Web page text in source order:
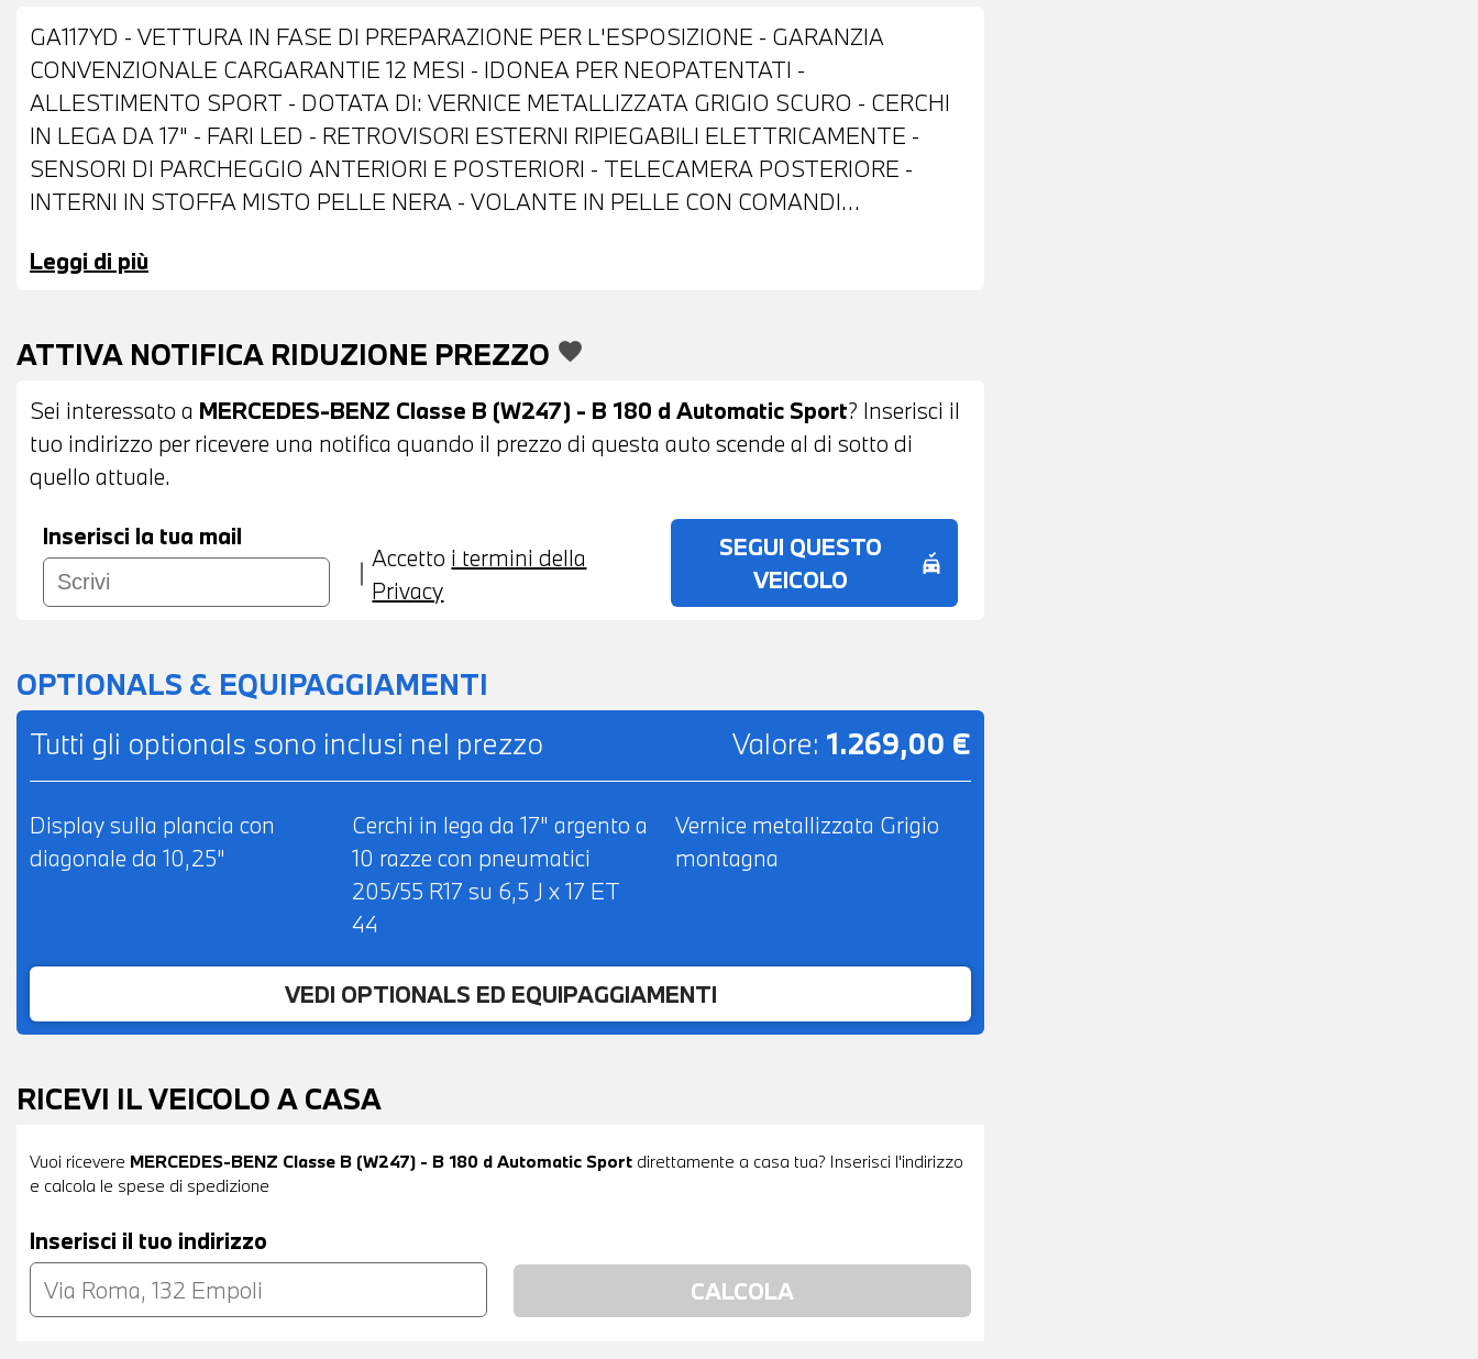
GA117YD - VETTURA IN FASE DI PREPARAZIONE PER L'ESPOSIZIONE - GARANZIA
CONVENZIONALE CARGARANTIE 12 MESI - IDONEA PER NEOPATENTATI -
ALLESTIMENTO SPORT - DOTATA DI: VERNICE METALLIZZATA GRIGIO SCURO - CERCHI
IN LEGA DA 17" - FARI LED - RETROVISORI ESTERNI RIPIEGABILI ELETTRICAMENTE -
SENSORI DI PARCHEGGIO ANTERIORI E POSTERIORI - TELECAMERA POSTERIORE -
INTERNI IN STOFFA MISTO PELLE NERA - VOLANTE IN PELLE CON COMANDI
ASSISTITA - CONTROLLO ELETTRONICO DELLA CORSIA - NAVIGATORE - BLUETOOTH -
POSSIBILITA' DI PROVA - POSSIBILITA' DI PERMUTA - POSSIBILITA' DI FINANZIAMENTO
ANCHE PER L'INTERO IMPORTO
Leggi di più
ATTIVA NOTIFICA RIDUZIONE PREZZO favorite
Sei interessato a MERCEDES-BENZ Classe B (W247) - B 180 d Automatic Sport? Inserisci il
tuo indirizzo per ricevere una notifica quando il prezzo di questa auto scende al di sotto di
quello attuale.
Inserisci la tua mail
Accetto i termini della
Privacy
SEGUI QUESTO
VEICOLO
no_crash
OPTIONALS & EQUIPAGGIAMENTI
Tutti gli optionals sono inclusi nel prezzo
Valore: 1.269,00 €
Display sulla plancia con
diagonale da 10,25"
Cerchi in lega da 17" argento a
10 razze con pneumatici
205/55 R17 su 6,5 J x 17 ET
44
Vernice metallizzata Grigio
montagna
VEDI OPTIONALS ED EQUIPAGGIAMENTI
RICEVI IL VEICOLO A CASA
Vuoi ricevere MERCEDES-BENZ Classe B (W247) - B 180 d Automatic Sport direttamente a casa tua? Inserisci l'indirizzo
e calcola le spese di spedizione
Inserisci il tuo indirizzo